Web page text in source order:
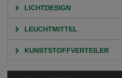
LICHTDESIGN
LEUCHTMITTEL
KUNSTSTOFFVERTEILER